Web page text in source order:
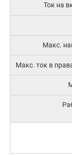
Ток на
Макс.
Макс. ток в